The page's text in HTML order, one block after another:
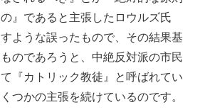
』であると主張したロウルズ氏
ような誤ったもので、その結果基
のであろうと、中絶反対派の市民
て『カトリック教徒』と呼ばれてい
つかの主張を続けているのです。